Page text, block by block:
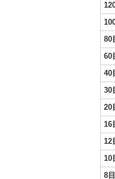
80
60
40
30
20
16
12
10
8 目